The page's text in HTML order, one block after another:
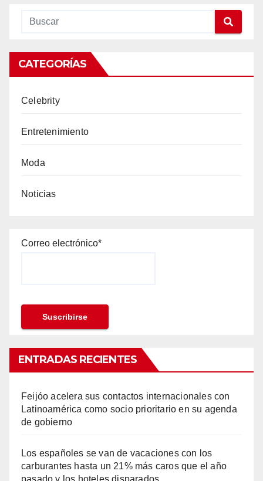
CATEGORÍAS
Celebrity
Entretenimiento
Moda
Noticias
Correo electrónico*
ENTRADAS RECIENTES
Feijóo acelera sus contactos internacionales con
Latinoamérica como socio prioritario en su agenda
de gobierno
Los españoles se van de vacaciones con los
carburantes hasta un 21% más caros que el año
pasado y los hoteles disparados